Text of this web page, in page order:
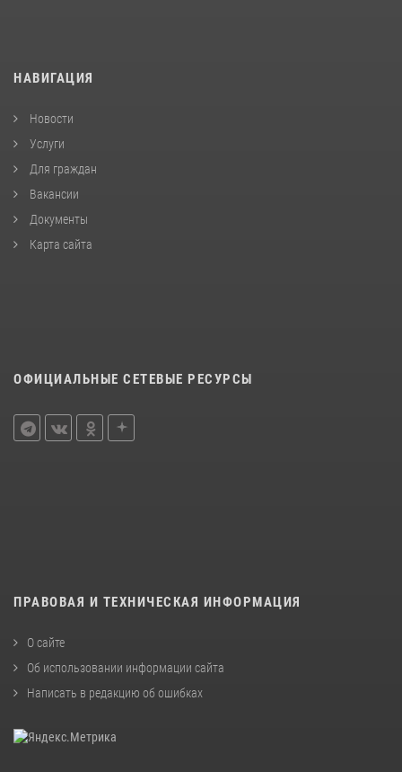
НАВИГАЦИЯ
Новости
Услуги
Для граждан
Вакансии
Документы
Карта сайта
ОФИЦИАЛЬНЫЕ СЕТЕВЫЕ РЕСУРСЫ
ПРАВОВАЯ И ТЕХНИЧЕСКАЯ ИНФОРМАЦИЯ
О сайте
Об использовании информации сайта
Написать в редакцию об ошибках